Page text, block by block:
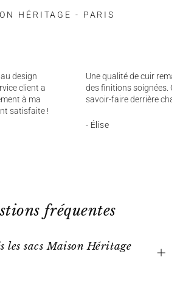
HÉRITAGE - PARIS
design
client a
à ma
satisfaite !
Une qualité de cuir
des finitions soignées.
savoir-faire derrière
- Élise
fréquentes
les sacs Maison Héritage